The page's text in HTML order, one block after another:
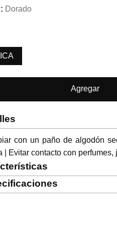
Dorado
Agregar
con un paño de algodón
| Evitar contacto con perfumes,